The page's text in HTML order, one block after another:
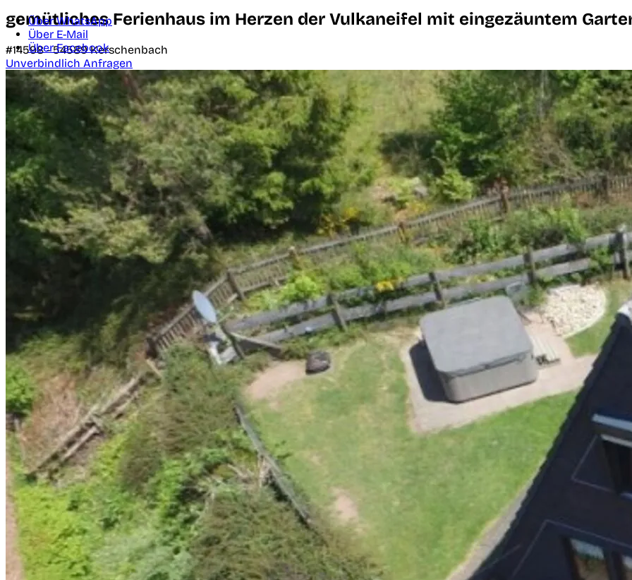
Über WhatsApp
Über E-Mail
Über Facebook
gemütliches Ferienhaus im Herzen der Vulkaneifel mit eingezäuntem
#14598 -54589Kerschenbach
Unverbindlich Anfragen